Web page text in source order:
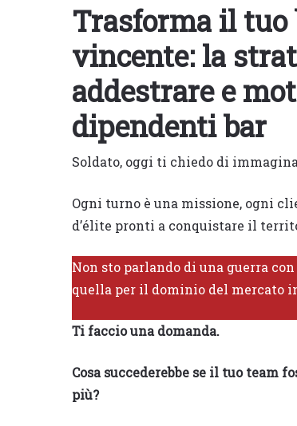
Trasforma il
vincente: la
addestrare e
dipendenti bar
Soldato, oggi ti chiedo di
Ogni turno è una missione, ogni
d’élite pronti a conquistare il
Non sto parlando di una guerra
quella per il dominio del mercato
Ti faccio una domanda.
Cosa succederebbe se il tuo
più?